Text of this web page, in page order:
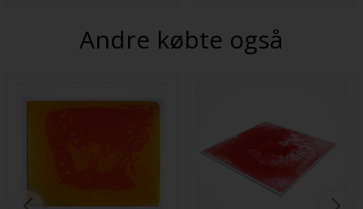
Andre købte også